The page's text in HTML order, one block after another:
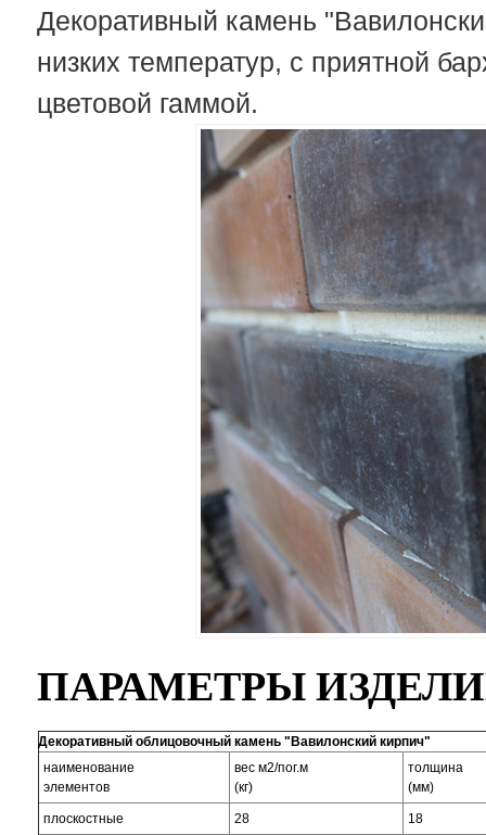
Декоративный камень
низких температур, с приятной
цветовой гаммой.
ПАРАМЕТРЫ
Декоративный облицовочный камень "Вавилонский кирпич"
наименование
элементов
вес м2/пог.м
(кг)
толщина
(мм)
плоскостные 28 18